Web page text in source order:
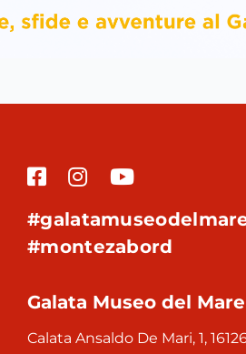
#montezabord
Galata Museo del Mare
Calata Ansaldo De Mari, 1,